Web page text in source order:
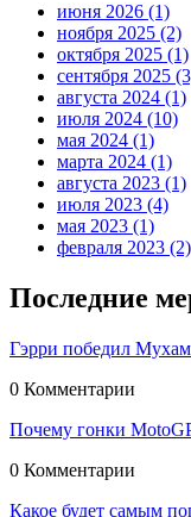
июня 2026 (1)
ноября 2025 (2)
октября 2025 (1)
сентября 2025
августа 2024 (1)
июля 2024 (10)
мая 2024 (1)
марта 2024 (1)
августа 2023 (1)
июля 2023 (4)
мая 2023 (1)
февраля 2023 (2)
Последние
Гэрри победил
0 Комментарии
Почему гонки
0 Комментарии
Какое будет самым